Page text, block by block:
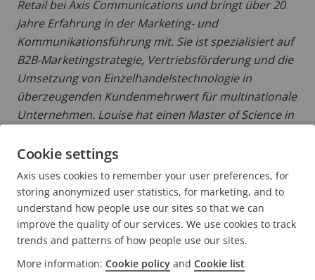
Retail bei Axis Communications und bringt über 20
Jahre Erfahrung in der Marketing- und
Kommunikationsführung mit. Sie ist spezialisiert auf
B2B-Marketingstrategie, Vertriebsförderung und die
Umsetzung von Einzelhandelstechnologie in
überzeugenden Kundenmehrwert für multinationale
Unternehmen. Louise hat einen Master of Science in
Industriemanagement.
MEHR BEITRÄGE LESEN VON LOUISE
Cookie settings
Axis uses cookies to remember your user preferences, for
storing anonymized user statistics, for marketing, and to
understand how people use our sites so that we can
improve the quality of our services. We use cookies to track
trends and patterns of how people use our sites.
More information: Cookie policy and Cookie list